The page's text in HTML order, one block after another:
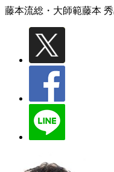
藤本流総・大師範藤本